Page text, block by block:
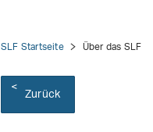
SLF Startseite Über das SLF
Zurück